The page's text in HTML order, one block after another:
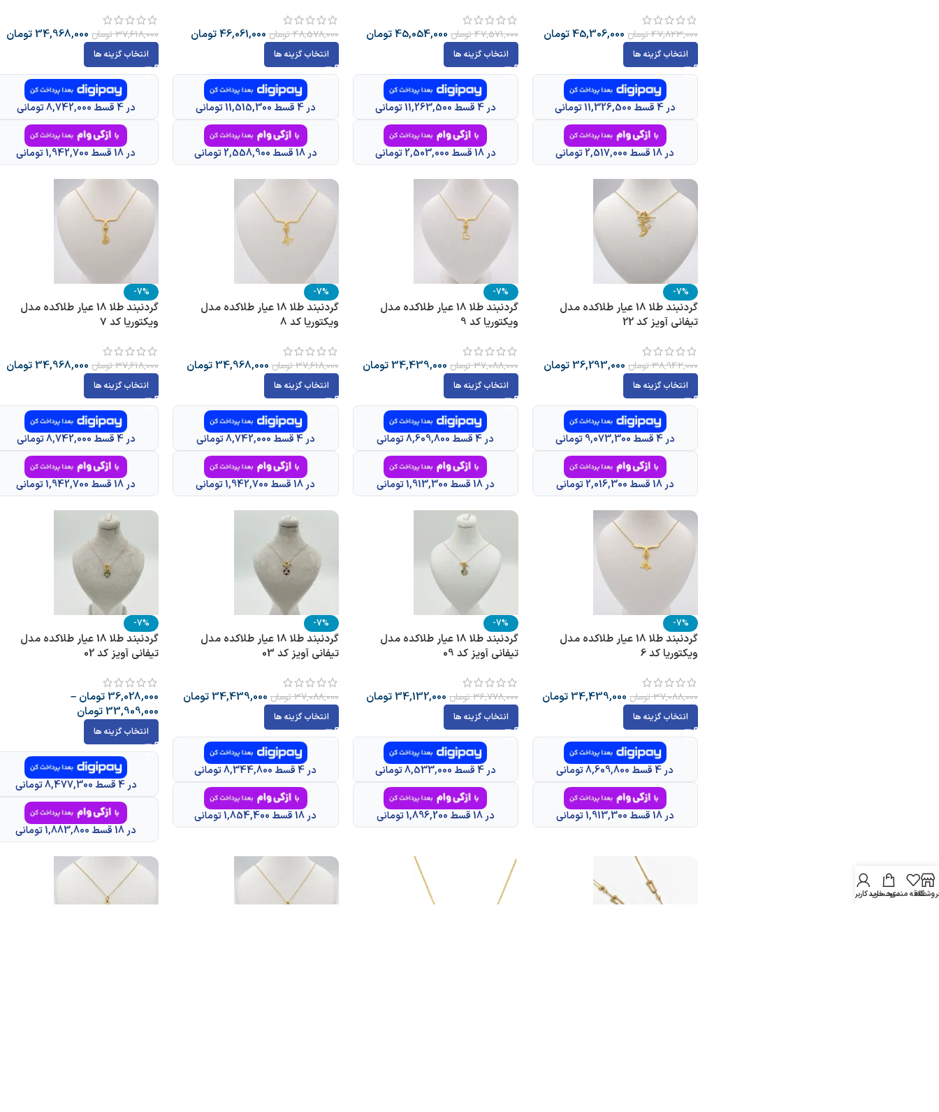
47,823,000تومان 45,306,000تومان
انتخاب گزینه ها
در 4 قسط 11,326,500 تومانی
در 18 قسط 2,517,000 تومانی
47,571,000تومان 45,054,000تومان
انتخاب گزینه ها
در 4 قسط 11,263,500 تومانی
در 18 قسط 2,503,000 تومانی
48,578,000تومان 46,061,000تومان
انتخاب گزینه ها
در 4 قسط 11,515,300 تومانی
در 18 قسط 2,558,900 تومانی
37,618,000تومان 34,968,000تومان
انتخاب گزینه ها
در 4 قسط 8,742,000 تومانی
در 18 قسط 1,942,700 تومانی
-7%
گردنبند طلا 18 عیار طلاکده مدل
تیفانی آویز کد 22
38,942,000تومان 36,293,000تومان
انتخاب گزینه ها
در 4 قسط 9,073,300 تومانی
در 18 قسط 2,016,300 تومانی
-7%
گردنبند طلا 18 عیار طلاکده مدل
ویکتوریا کد 9
37,088,000تومان 34,439,000تومان
انتخاب گزینه ها
در 4 قسط 8,609,800 تومانی
در 18 قسط 1,913,300 تومانی
-7%
گردنبند طلا 18 عیار طلاکده مدل
ویکتوریا کد 8
37,618,000تومان 34,968,000تومان
انتخاب گزینه ها
در 4 قسط 8,742,000 تومانی
در 18 قسط 1,942,700 تومانی
-7%
گردنبند طلا 18 عیار طلاکده مدل
ویکتوریا کد 7
37,618,000تومان 34,968,000تومان
انتخاب گزینه ها
در 4 قسط 8,742,000 تومانی
در 18 قسط 1,942,700 تومانی
-7%
گردنبند طلا 18 عیار طلاکده مدل
ویکتوریا کد 6
37,088,000تومان 34,439,000تومان
انتخاب گزینه ها
در 4 قسط 8,609,800 تومانی
در 18 قسط 1,913,300 تومانی
-7%
گردنبند طلا 18 عیار طلاکده مدل
تیفانی آویز کد 09
36,778,000تومان 34,132,000تومان
انتخاب گزینه ها
در 4 قسط 8,533,000 تومانی
در 18 قسط 1,896,200 تومانی
-7%
گردنبند طلا 18 عیار طلاکده مدل
تیفانی آویز کد 03
37,088,000تومان 34,439,000تومان
انتخاب گزینه ها
در 4 قسط 8,344,800 تومانی
در 18 قسط 1,854,400 تومانی
-7%
گردنبند طلا 18 عیار طلاکده مدل
تیفانی آویز کد 02
36,028,000تومان –
33,909,000تومان
انتخاب گزینه ها
در 4 قسط 8,477,300 تومانی
در 18 قسط 1,883,800 تومانی
علاقه مندیسبد خرید
حساب کاربری من